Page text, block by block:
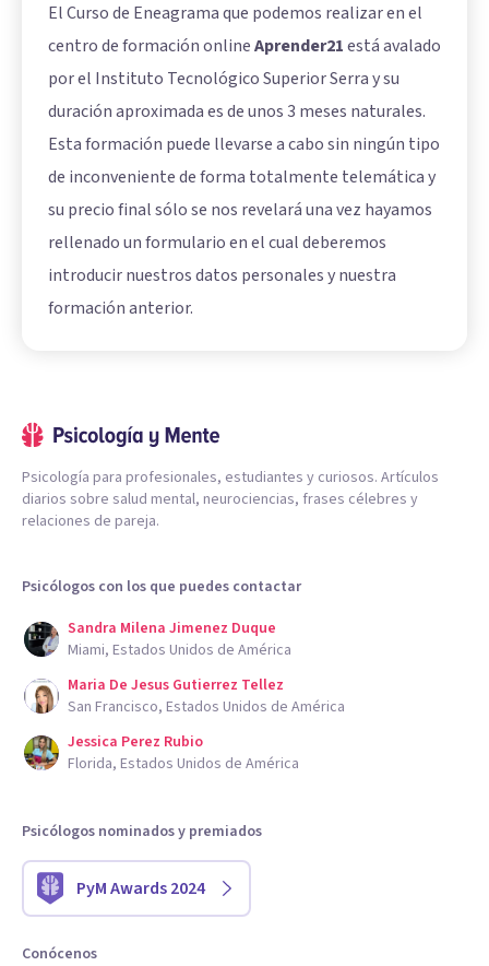
El Curso de Eneagrama que podemos realizar en el
centro de formación onlineAprender21está avalado
por el Instituto Tecnológico Superior Serra y su
duración aproximada es de unos 3 meses naturales.
Esta formación puede llevarse a cabo sin ningún tipo
de inconveniente de forma totalmente telemática y
su precio final sólo se nos revelará una vez hayamos
rellenado un formulario en el cual deberemos
introducir nuestros datos personales y nuestra
formación anterior.
Psicología para profesionales, estudiantes y curiosos. Artículos
diarios sobre salud mental, neurociencias, frases célebres y
relaciones de pareja.
Psicólogos con los que puedes contactar
Sandra Milena Jimenez Duque
Miami, Estados Unidos de América
Maria De Jesus Gutierrez Tellez
San Francisco, Estados Unidos de América
Jessica Perez Rubio
Florida, Estados Unidos de América
Psicólogos nominados y premiados
PyM Awards 2024
Conócenos